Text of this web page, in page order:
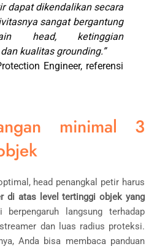
dapat dikendalikan secara
sangat bergantung
head, ketinggian
kualitas grounding.”
Engineer, referensi
minimal 3
head penangkal petir harus
di atas level tertinggi objek yang
langsung terhadap
dan luas radius proteksi.
Anda bisa membaca panduan